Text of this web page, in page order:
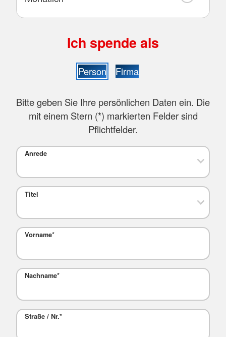
Ich spende als
Person Firma
Bitte geben Sie Ihre persönlichen Daten ein. Die
mit einem Stern (*) markierten Felder sind
Pflichtfelder.
Anrede
Titel
Vorname*
Nachname*
Straße / Nr.*